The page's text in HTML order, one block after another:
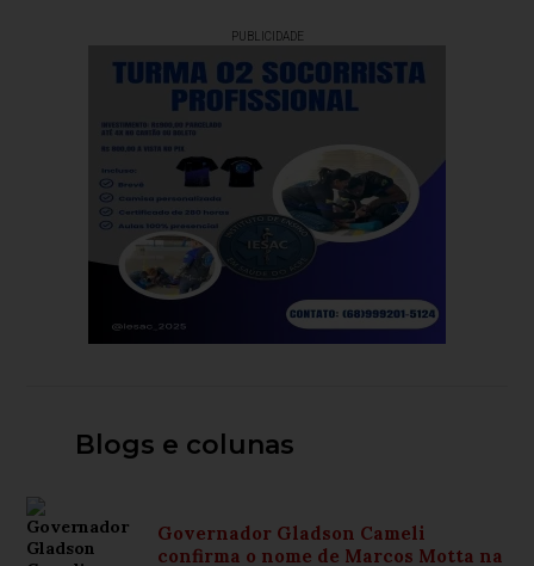
PUBLICIDADE
Blogs e colunas
Governador Gladson Cameli
confirma o nome de Marcos Motta na